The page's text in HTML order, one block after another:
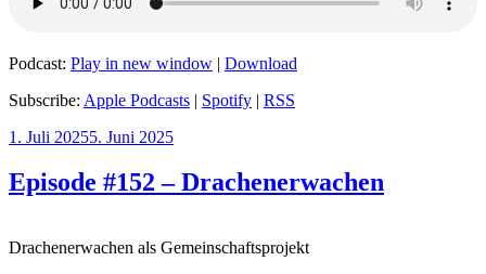
Podcast: Play in new window | Download
Subscribe: Apple Podcasts | Spotify | RSS
Veröffentlicht
1. Juli 20255. Juni 2025
Episode #152 – Drachenerwachen
Drachenerwachen als Gemeinschaftsprojekt